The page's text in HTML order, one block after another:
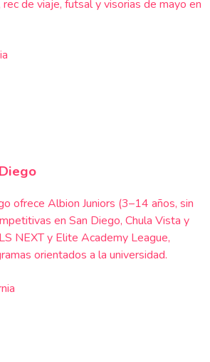
de viaje, futsal y visorias de mayo en
ofrece Albion Juniors (3–14 años, sin
en San Diego, Chula Vista y
NEXT y Elite Academy League,
orientados a la universidad.